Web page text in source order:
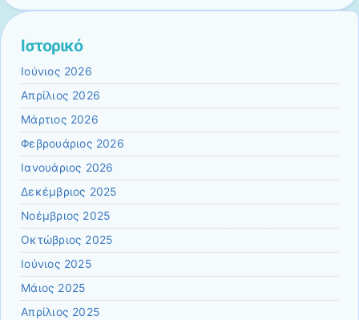
Ιστορικό
Ιούνιος 2026
Απρίλιος 2026
Μάρτιος 2026
Φεβρουάριος 2026
Ιανουάριος 2026
Δεκέμβριος 2025
Νοέμβριος 2025
Οκτώβριος 2025
Ιούνιος 2025
Μάιος 2025
Απρίλιος 2025